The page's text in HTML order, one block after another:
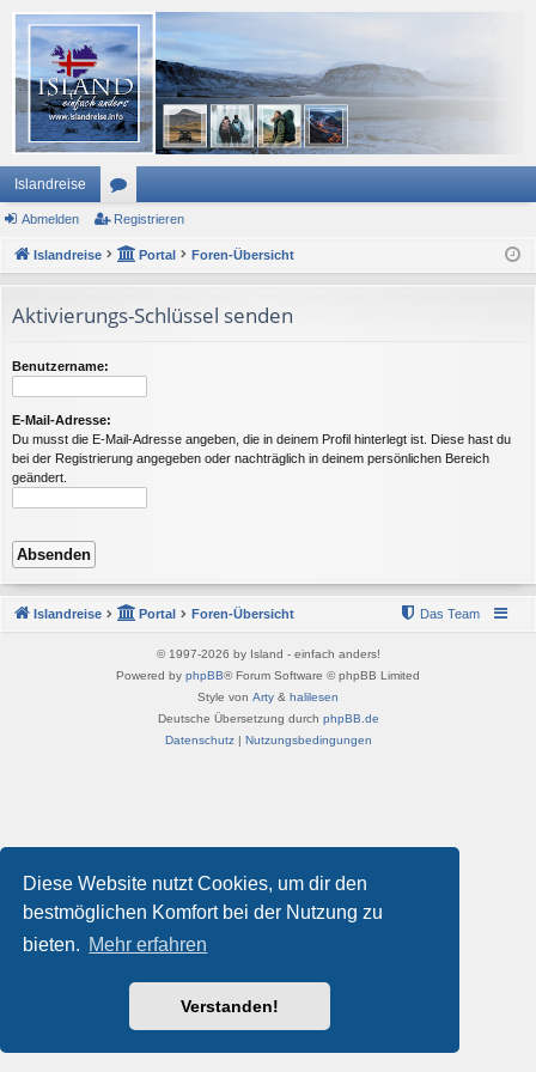
Diese Website nutzt Cookies, um dir den
bestmöglichen Komfort bei der Nutzung zu
bieten. Mehr erfahren
Verstanden!
Islandreise
or
en
Abmelden Registrieren
Islandreise Portal Foren-Übersicht
Aktivierungs-Schlüssel senden
Benutzername:
E-Mail-Adresse:
Du musst die E-Mail-Adresse angeben, die in deinem Profil hinterlegt ist. Diese hast du
bei der Registrierung angegeben oder nachträglich in deinem persönlichen Bereich
geändert.
Islandreise Portal Foren-Übersicht Das Team
© 1997-2026 by Island - einfach anders!
Powered by phpBB® Forum Software © phpBB Limited
Style von Arty & halilesen
Deutsche Übersetzung durch phpBB.de
Datenschutz| Nutzungsbedingungen